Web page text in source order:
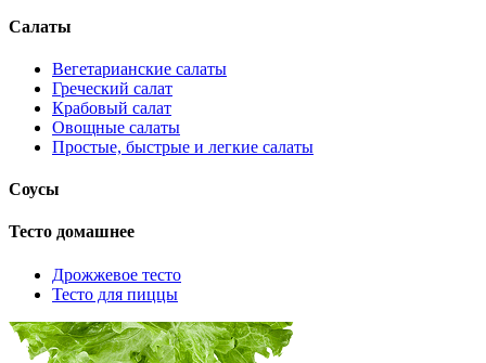
Салаты
Вегетарианские салаты
Греческий салат
Крабовый салат
Овощные салаты
Простые, быстрые и легкие салаты
Соусы
Тесто домашнее
Дрожжевое тесто
Тесто для пиццы